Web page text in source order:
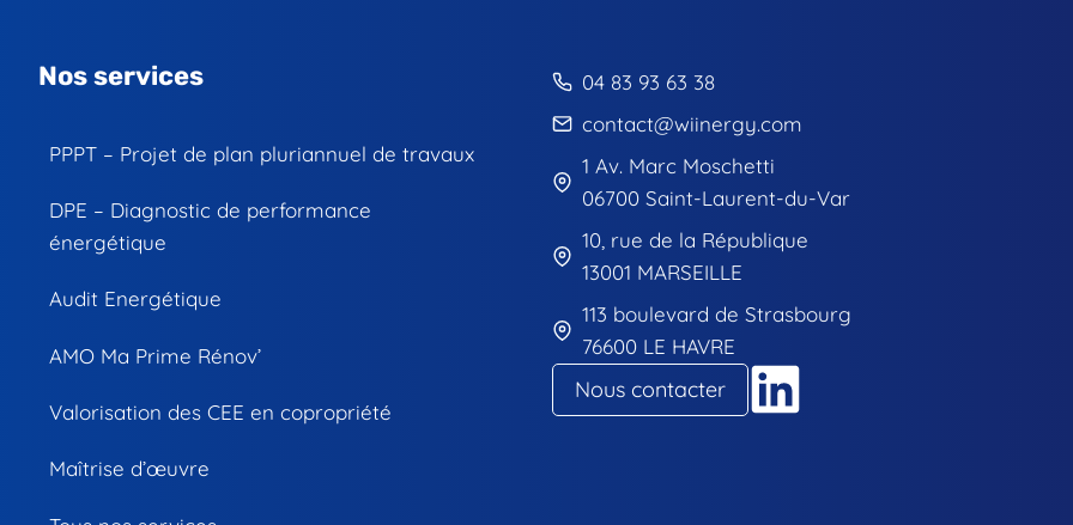
Nos services
PPPT – Projet de plan pluriannuel de travaux
DPE – Diagnostic de performance
énergétique
Audit Energétique
AMO Ma Prime Rénov’
Valorisation des CEE en copropriété
Maîtrise d’œuvre
04 83 93 63 38
contact@wiinergy.com
1 Av. Marc Moschetti
06700 Saint-Laurent-du-Var
10, rue de la République
13001 MARSEILLE
113 boulevard de Strasbourg
76600 LE HAVRE
Nous contacter